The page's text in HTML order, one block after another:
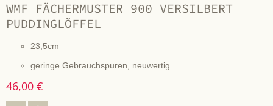
WMF FÄCHERMUSTER 900 VERSILBERT
PUDDINGLÖFFEL
23,5cm
geringe Gebrauchspuren, neuwertig
46,00 €